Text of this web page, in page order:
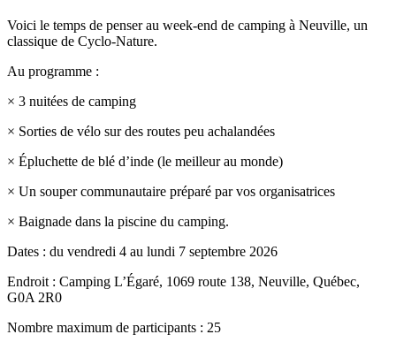
Voici le temps de penser au week-end de camping à Neuville, un
classique de Cyclo-Nature.
Au programme :
× 3 nuitées de camping
× Sorties de vélo sur des routes peu achalandées
× Épluchette de blé d’inde (le meilleur au monde)
× Un souper communautaire préparé par vos organisatrices
× Baignade dans la piscine du camping.
Dates : du vendredi 4 au lundi 7 septembre 2026
Endroit : Camping L’Égaré, 1069 route 138, Neuville, Québec,
G0A 2R0
Nombre maximum de participants : 25